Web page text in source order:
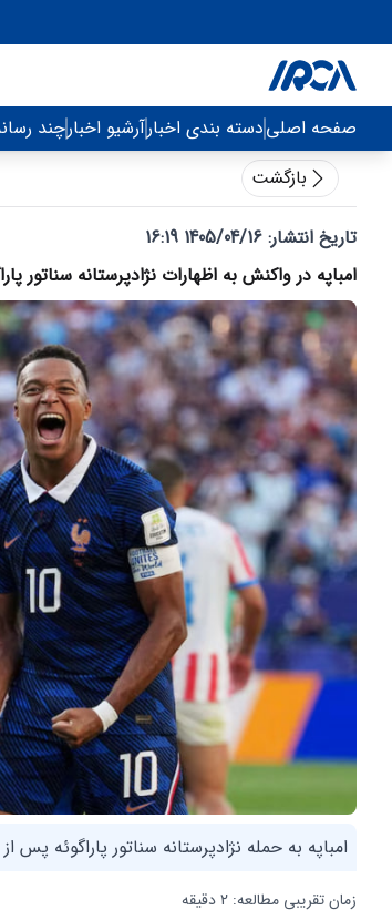
صفحه اصلیدسته بندی اخبارآرشیو اخبارچند
بازگشت
تاریخ انتشار: 1405/04/16 16:19
امباپه در واکنش به اظهارات نژادپرستانه سناتور
امباپه به حمله نژادپرستانه سناتور پاراگوئه پس
زمان تقریبی مطالعه: 2 دقیقه